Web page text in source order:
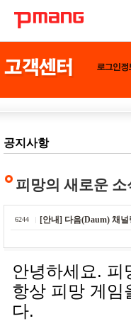
공지사항
피망의 새로운
6244 [안내] 다음(Daum) 채
안녕하세요. 피
항상 피망 게임
다.